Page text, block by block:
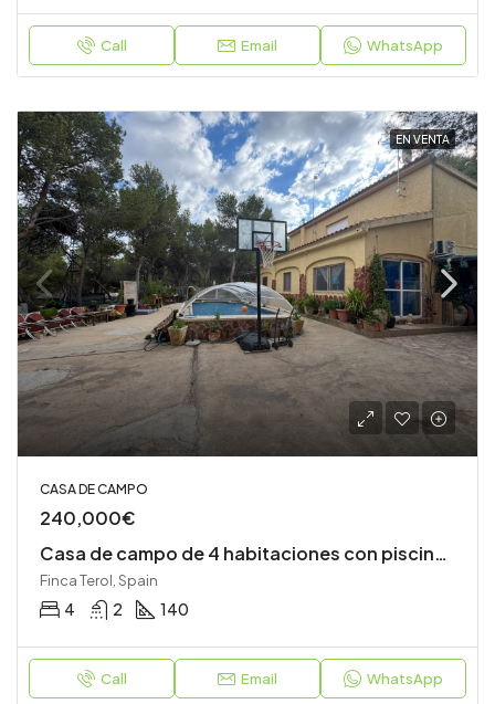
Call Email WhatsApp
EN VENTA
CASA DE CAMPO
240,000€
Casa de campo de 4 habitaciones con piscina privada
Finca Terol, Spain
4 2 140
Call Email WhatsApp